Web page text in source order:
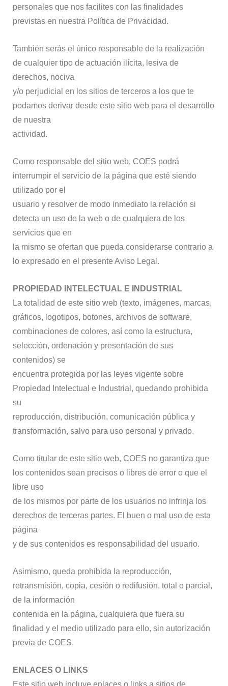
personales que nos facilites con las finalidades
previstas en nuestra Política de Privacidad.
También serás el único responsable de la realización
de cualquier tipo de actuación ilícita, lesiva de
derechos, nociva
y/o perjudicial en los sitios de terceros a los que te
podamos derivar desde este sitio web para el desarrollo
de nuestra
actividad.
Como responsable del sitio web, COES podrá
interrumpir el servicio de la página que esté siendo
utilizado por el
usuario y resolver de modo inmediato la relación si
detecta un uso de la web o de cualquiera de los
servicios que en
la mismo se ofertan que pueda considerarse contrario a
lo expresado en el presente Aviso Legal.
PROPIEDAD INTELECTUAL E INDUSTRIAL
La totalidad de este sitio web (texto, imágenes, marcas,
gráficos, logotipos, botones, archivos de software,
combinaciones de colores, así como la estructura,
selección, ordenación y presentación de sus
contenidos) se
encuentra protegida por las leyes vigente sobre
Propiedad Intelectual e Industrial, quedando prohibida
su
reproducción, distribución, comunicación pública y
transformación, salvo para uso personal y privado.
Como titular de este sitio web, COES no garantiza que
los contenidos sean precisos o libres de error o que el
libre uso
de los mismos por parte de los usuarios no infrinja los
derechos de terceras partes. El buen o mal uso de esta
página
y de sus contenidos es responsabilidad del usuario.
Asimismo, queda prohibida la reproducción,
retransmisión, copia, cesión o redifusión, total o parcial,
de la información
contenida en la página, cualquiera que fuera su
finalidad y el medio utilizado para ello, sin autorización
previa de COES.
ENLACES O LINKS
Este sitio web incluye enlaces o links a sitios de